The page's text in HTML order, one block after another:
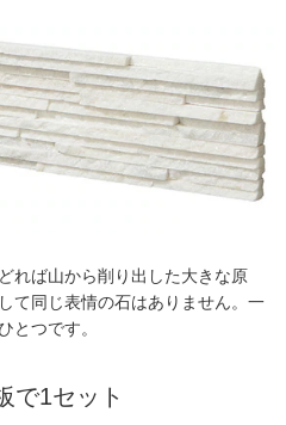
ば山から削り出した大きな原
て同じ表情の石はありません。一
とつです。
で1セット